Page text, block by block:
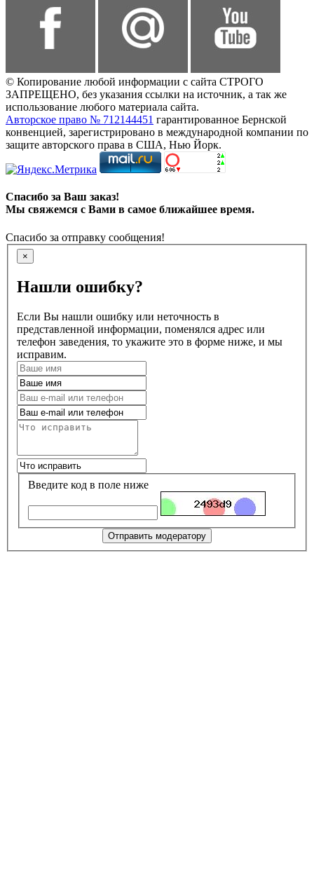
© Копирование любой информации с сайта СТРОГО
ЗАПРЕЩЕНО, без указания ссылки на источник, а так же
использование любого материала сайта.
Авторское право № 712144451 гарантированное Бернской
конвенцией, зарегистрировано в международной компании по
защите авторского права в США, Нью Йорк.
Спасибо за Ваш заказ!
Мы свяжемся с Вами в самое ближайшее время.
Спасибо за отправку сообщения!
×
Нашли ошибку?
Если Вы нашли ошибку или неточность в
представленной информации, поменялся адрес или
телефон заведения, то укажите это в форме ниже, и мы
исправим.
Введите код в поле ниже
Отправить модератору